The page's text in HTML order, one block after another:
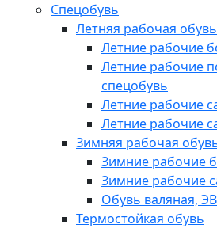
Спецобувь
Летняя рабочая
Летние рабочие
Летние рабочие
спецобувь
Летние рабочие
Летние рабочие
Зимняя рабочая
Зимние рабочие
Зимние рабочие
Обувь валяная,
Термостойкая обувь